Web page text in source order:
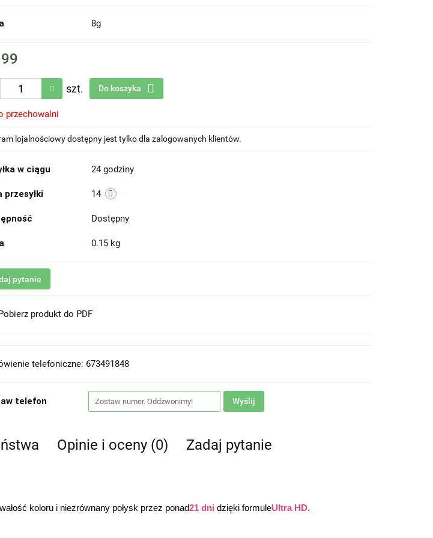
8g
szt. Do koszyka
przechowalni
lojalnościowy dostępny jest tylko dla zalogowanych klientów.
w ciągu 24 godziny
przesyłki 14
Dostępny
0.15 kg
pytanie
produkt do PDF
telefoniczne: 673491848
telefon Wyślij
Opinie i oceny (0) Zadaj pytanie
koloru i niezrównany połysk przez ponad21 dni dzięki formuleUltra HD.